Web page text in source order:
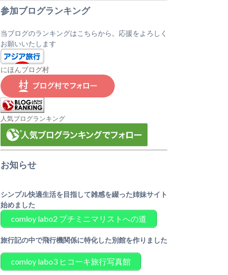
参加ブログランキング
当ブログのランキングはこちらから。応援をよろしく
お願いいたします
にほんブログ村
人気ブログランキング
お知らせ
シンプル快適生活を目指して雑感を綴った姉妹サイト
始めました
comloy labo2 プチミニマリストへの道
旅行記の中で飛行機関係に特化した別館を作りました
comloy labo3 ヒコーキ旅行写真館